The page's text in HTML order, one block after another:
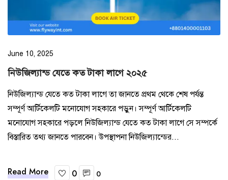
June 10, 2025
নিউজিল্যান্ড যেতে কত টাকা লাগে ২০২৫
নিউজিল্যান্ড যেতে কত টাকা লাগে তা জানতে প্রথম থেকে শেষ পর্যন্ত
সম্পূর্ণ আর্টিকেলটি মনোযোগ সহকারে পড়ুন। সম্পূর্ণ আর্টিকেলটি
মনোযোগ সহকারে পড়লে নিউজিল্যান্ড যেতে কত টাকা লাগে সে সম্পর্কে
বিস্তারিত তথ্য জানতে পারবেন। উপস্থাপনা নিউজিল্যান্ডের...
Read More 0 0